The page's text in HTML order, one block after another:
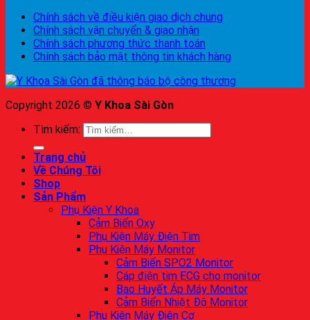
Chính sách về điều kiện giao dịch chung
Chính sách vận chuyển & giao nhận
Chính sách phương thức thanh toán
Chính sách bảo mật thông tin khách hàng
Copyright 2026 © Y Khoa Sài Gòn
Tìm kiếm:
Trang chủ
Về Chúng Tôi
Shop
Sản Phẩm
Phụ Kiện Y Khoa
Cảm Biến Oxy
Phụ Kiện Máy Điện Tim
Phụ Kiện Máy Monitor
Cảm Biến SPO2 Monitor
Cáp điện tim ECG cho monitor
Bao Huyết Áp Máy Monitor
Cảm Biến Nhiệt Độ Monitor
Phụ Kiện Máy Điện Cơ